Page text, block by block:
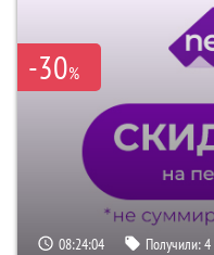
-30%
08:24:03 Получили:4